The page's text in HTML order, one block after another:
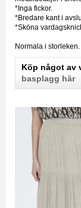
*Inga fickor.
*Bredare kant i
*Sköna
Normala i storleken.
Köp något av
basplagg här